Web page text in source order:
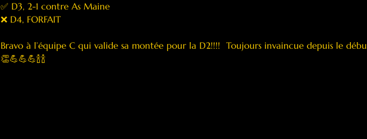
✅ D3, 2-1 contre As Maine
❌ D4, FORFAIT
Bravo à l’équipe C qui valide sa montée pour la D2!!!!  Toujours invaincue depuis le
👏💪💪💪🍾🍾